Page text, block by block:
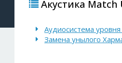
Акустика Match
Аудиосистема
Замена унылого